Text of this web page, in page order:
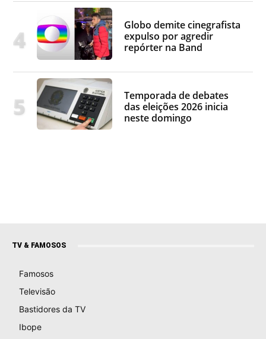
Globo demite cinegrafista
expulso por agredir
repórter na Band
Temporada de debates
das eleições 2026 inicia
neste domingo
TV & FAMOSOS
Famosos
Televisão
Bastidores da TV
Ibope